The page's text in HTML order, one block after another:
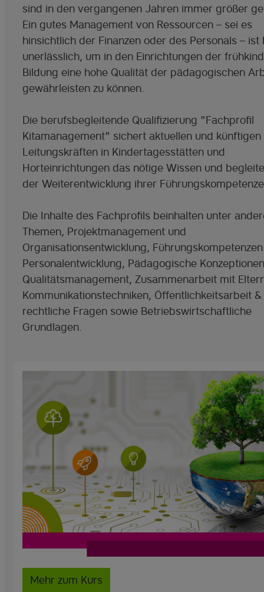
sind in den vergangenen Jahren immer größer
Ein gutes Management von Ressourcen – sei es
hinsichtlich der Finanzen oder des Personals – ist
unerlässlich, um in den Einrichtungen der
Bildung eine hohe Qualität der pädagogischen
gewährleisten zu können.
Die berufsbegleitende Qualifizierung "Fachprofil
Kitamanagement" sichert aktuellen und künftigen
Leitungskräften in Kindertagesstätten und
Horteinrichtungen das nötige Wissen und
der Weiterentwicklung ihrer
Die Inhalte des Fachprofils beinhalten unter
Themen, Projektmanagement und
Organisationsentwicklung,
Personalentwicklung, Pädagogische
Qualitätsmanagement, Zusammenarbeit mit
Kommunikationstechniken, Öffentlichkeitsarbeit &
rechtliche Fragen sowie Betriebswirtschaftliche
Grundlagen.
Mehr zum Kurs